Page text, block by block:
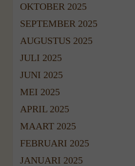
OKTOBER 2025
SEPTEMBER 2025
AUGUSTUS 2025
JULI 2025
JUNI 2025
MEI 2025
APRIL 2025
MAART 2025
FEBRUARI 2025
JANUARI 2025